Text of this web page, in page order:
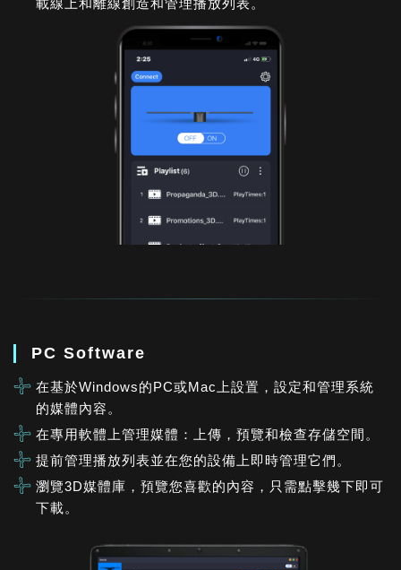
載線上和離線創造和管理播放列表。
PC Software
在基於Windows的PC或Mac上設置，設定和管理系統
的媒體內容。
在專用軟體上管理媒體：上傳，預覽和檢查存儲空間。
提前管理播放列表並在您的設備上即時管理它們。
瀏覽3D媒體庫，預覽您喜歡的內容，只需點擊幾下即可
下載。